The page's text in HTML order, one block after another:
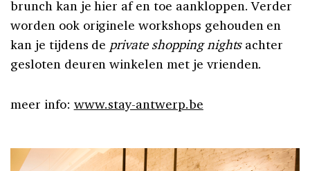
brunch kan je hier af en toe aankloppen. Verder
worden ook originele workshops gehouden en
kan je tijdens de private shopping nightsachter
gesloten deuren winkelen met je vrienden.
meer info: www.stay-antwerp.be